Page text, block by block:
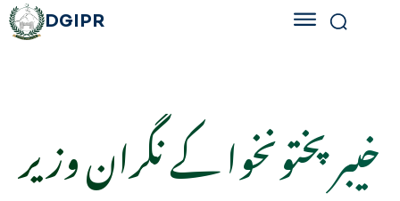
DGIPR
خیبر پختونخوا کے نگران وزیر